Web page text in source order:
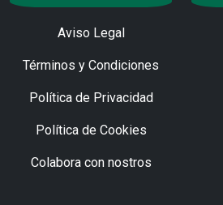
Aviso Legal
Términos y Condiciones
Política de Privacidad
Política de Cookies
Colabora con nostros